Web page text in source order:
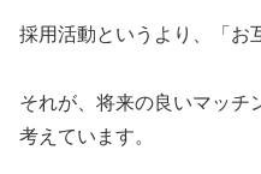
採用活動というより、「お
それが、将来の良いマッチ
考えています。